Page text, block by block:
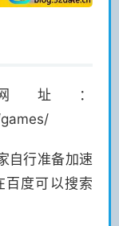
址：
自行准备加速
百度可以搜索